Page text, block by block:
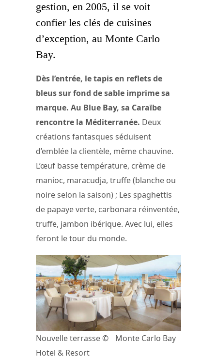
gestion, en 2005, il se voit
confier les clés de cuisines
d’exception, au Monte Carlo
Bay.
Dès l’entrée, le tapis en reflets de
bleus sur fond de sable imprime sa
marque. Au Blue Bay, sa Caraïbe
rencontre la Méditerranée. Deux
créations fantasques séduisent
d’emblée la clientèle, même chauvine.
L’œuf basse température, crème de
manioc, maracudja, truffe (blanche ou
noire selon la saison) ; Les spaghettis
de papaye verte, carbonara réinventée,
truffe, jambon ibérique. Avec lui, elles
feront le tour du monde.
Nouvelle terrasse © Monte Carlo Bay
Hotel & Resort